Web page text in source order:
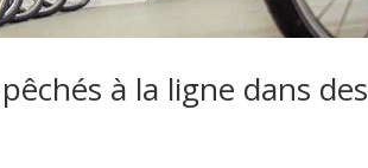
à la ligne dans des